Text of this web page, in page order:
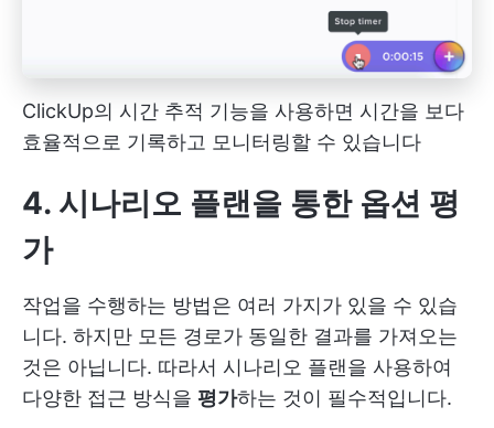
ClickUp의 시간 추적 기능을 사용하면 시간을 보다
효율적으로 기록하고 모니터링할 수 있습니다
4. 시나리오 플랜을 통한 옵션 평
가
작업을 수행하는 방법은 여러 가지가 있을 수 있습
니다. 하지만 모든 경로가 동일한 결과를 가져오는
것은 아닙니다. 따라서 시나리오 플랜을 사용하여
다양한 접근 방식을 평가하는 것이 필수적입니다.